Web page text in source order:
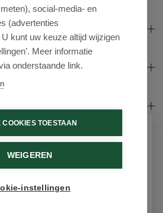
9.6 / 10 (531 beoordelingen)
social-media- en
(advertenties
kunt uw keuze altijd wijzigen
Meer informatie
onderstaande link.
COOKIES TOESTAAN
WEIGEREN
instellingen
voor onze nieuwsbrief
beste aanbiedingen en persoonlijk
advies